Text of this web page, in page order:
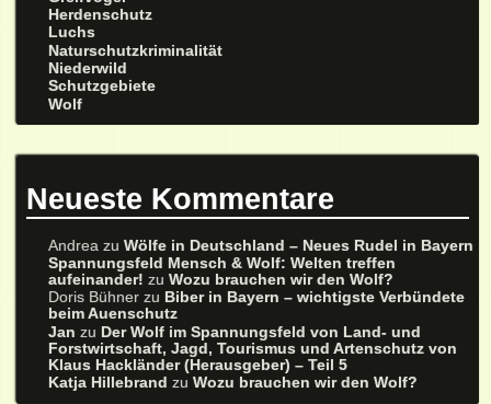
Herdenschutz
Luchs
Naturschutzkriminalität
Niederwild
Schutzgebiete
Wolf
Neueste Kommentare
Andrea zuWölfe in Deutschland – Neues Rudel in Bayern
Spannungsfeld Mensch & Wolf: Welten treffen
aufeinander! zuWozu brauchen wir den Wolf?
Doris Bühner zu Biber in Bayern – wichtigste Verbündete
beim Auenschutz
Jan zu Der Wolf im Spannungsfeld von Land- und
Forstwirtschaft, Jagd, Tourismus und Artenschutz von
Klaus Hackländer (Herausgeber) – Teil 5
Katja Hillebrand zuWozu brauchen wir den Wolf?